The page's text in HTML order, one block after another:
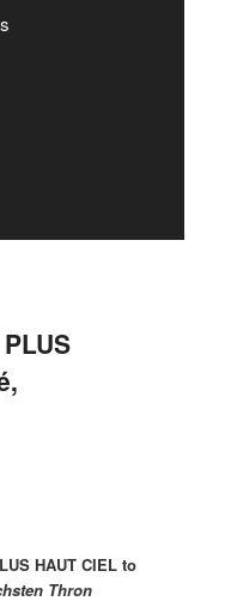
HAUT CIEL to
Thron